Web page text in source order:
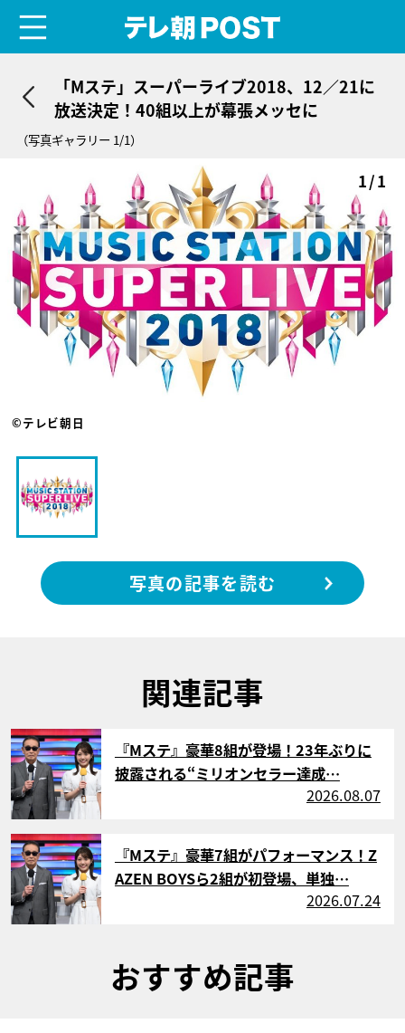
「Mステ」スーパーライブ2018、12／21に
放送決定！40組以上が幕張メッセに
（写真ギャラリー 1/1）
1/1
©テレビ朝日
写真の記事を読む
関連記事
サムネイル
『Mステ』豪華8組が登場！23年ぶりに
披露される“ミリオンセラー達成…
2026.08.07
サムネイル
『Mステ』豪華7組がパフォーマンス！Z
AZEN BOYSら2組が初登場、単独…
2026.07.24
おすすめ記事